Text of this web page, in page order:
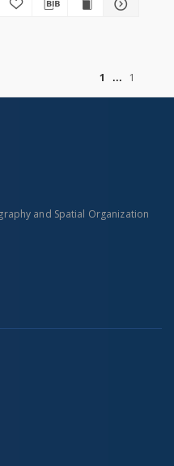
1
1
and Spatial Organization